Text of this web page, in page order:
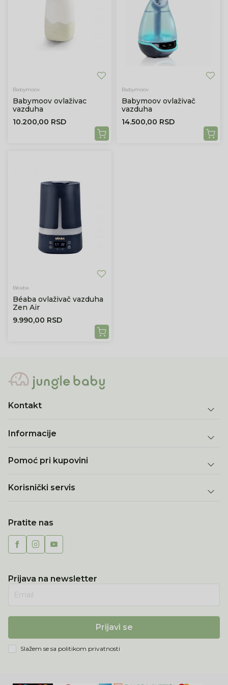
Babymoov
Babymoov ovlaživac
vazduha
10.200,00 RSD
Babymoov
Babymoov ovlaživač
vazduha
14.500,00 RSD
Béaba
Béaba ovlaživač vazduha
Zen Air
9.990,00 RSD
Kontakt
Informacije
Pomoć pri kupovini
Korisnički servis
Pratite nas
Prijava na newsletter
Email
Prijavi se
Slažem se sa politikom privatnosti